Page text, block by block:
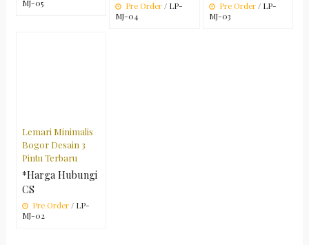
MJ-05
Pre Order / LP-
MJ-04
Pre Order/ LP-
MJ-03
Lemari Minimalis
Bogor Desain 3
Pintu Terbaru
*Harga Hubungi
CS
Pre Order / LP-
MJ-02